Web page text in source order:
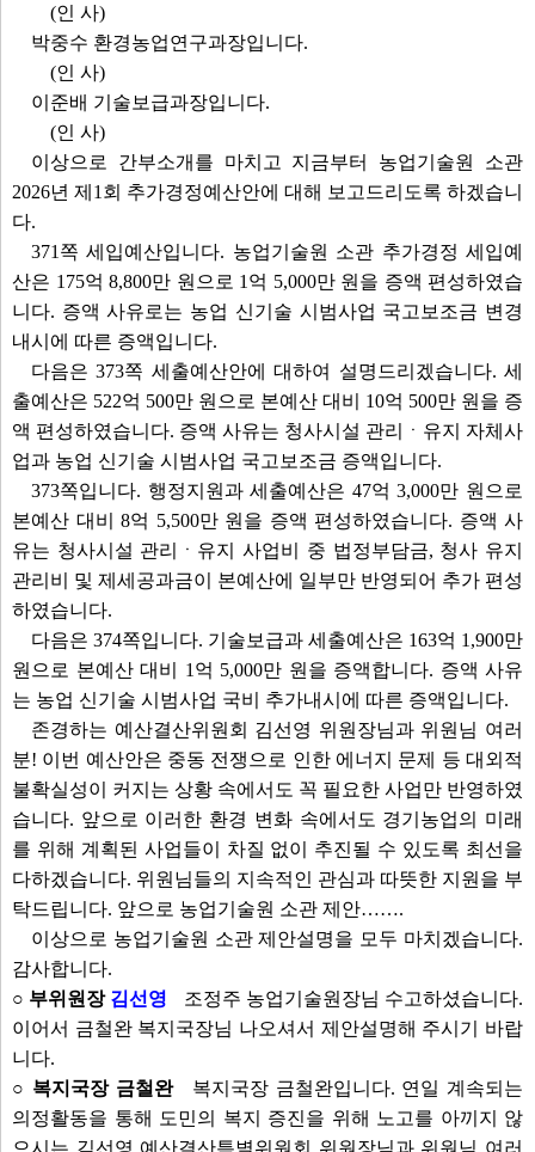
(인 사)
박중수 환경농업연구과장입니다.
(인 사)
이준배 기술보급과장입니다.
(인 사)
이상으로 간부소개를 마치고 지금부터 농업기술원 소관
2026년 제1회 추가경정예산안에 대해 보고드리도록 하겠습니
다.
371쪽 세입예산입니다. 농업기술원 소관 추가경정 세입예
산은 175억 8,800만 원으로 1억 5,000만 원을 증액 편성하였습
니다. 증액 사유로는 농업 신기술 시범사업 국고보조금 변경
내시에 따른 증액입니다.
다음은 373쪽 세출예산안에 대하여 설명드리겠습니다. 세
출예산은 522억 500만 원으로 본예산 대비 10억 500만 원을 증
액 편성하였습니다. 증액 사유는 청사시설 관리ㆍ유지 자체사
업과 농업 신기술 시범사업 국고보조금 증액입니다.
373쪽입니다. 행정지원과 세출예산은 47억 3,000만 원으로
본예산 대비 8억 5,500만 원을 증액 편성하였습니다. 증액 사
유는 청사시설 관리ㆍ유지 사업비 중 법정부담금, 청사 유지
관리비 및 제세공과금이 본예산에 일부만 반영되어 추가 편성
하였습니다.
다음은 374쪽입니다. 기술보급과 세출예산은 163억 1,900만
원으로 본예산 대비 1억 5,000만 원을 증액합니다. 증액 사유
는 농업 신기술 시범사업 국비 추가내시에 따른 증액입니다.
존경하는 예산결산위원회 김선영 위원장님과 위원님 여러
분! 이번 예산안은 중동 전쟁으로 인한 에너지 문제 등 대외적
불확실성이 커지는 상황 속에서도 꼭 필요한 사업만 반영하였
습니다. 앞으로 이러한 환경 변화 속에서도 경기농업의 미래
를 위해 계획된 사업들이 차질 없이 추진될 수 있도록 최선을
다하겠습니다. 위원님들의 지속적인 관심과 따뜻한 지원을 부
탁드립니다. 앞으로 농업기술원 소관 제안…….
이상으로 농업기술원 소관 제안설명을 모두 마치겠습니다.
감사합니다.
○ 부위원장 김선영
조정주 농업기술원장님 수고하셨습니다.
이어서 금철완 복지국장님 나오셔서 제안설명해 주시기 바랍
니다.
○ 복지국장 금철완
복지국장 금철완입니다. 연일 계속되는
의정활동을 통해 도민의 복지 증진을 위해 노고를 아끼지 않
으시는 김선영 예산결산특별위원회 위원장님과 위원님 여러